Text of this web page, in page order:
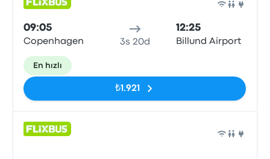
09:05
Copenhagen 3s 20d
12:25
Billund Airport
En hızlı
₺1.921